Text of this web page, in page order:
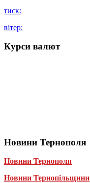
тиск:
вітер:
Курси валют
Новини Тернополя
Новини Тернополя
Новини Тернопільщини